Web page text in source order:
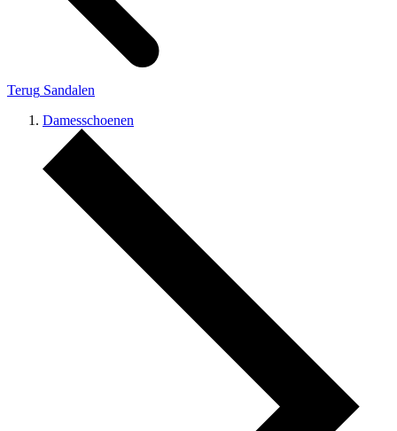
Terug Sandalen
Damesschoenen